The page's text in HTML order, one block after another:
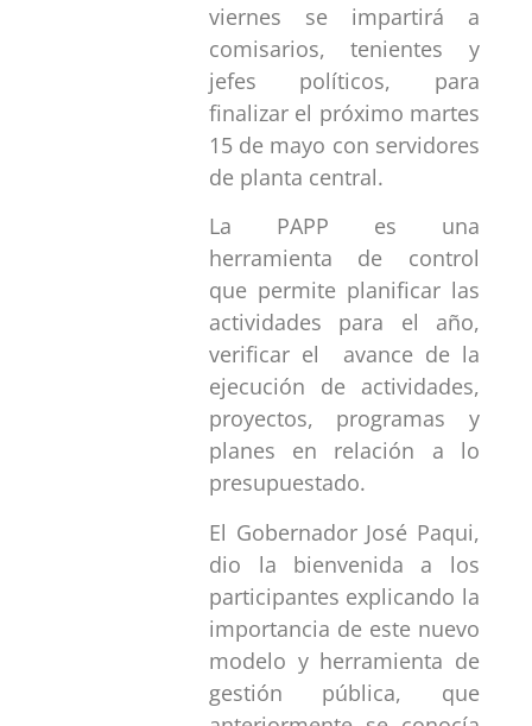
viernes se impartirá a
comisarios, tenientes y
jefes políticos, para
finalizar el próximo martes
15 de mayo con servidores
de planta central.
La PAPP es una
herramienta de control
que permite planificar las
actividades para el año,
verificar el avance de la
ejecución de actividades,
proyectos, programas y
planes en relación a lo
presupuestado.
El Gobernador José Paqui,
dio la bienvenida a los
participantes explicando la
importancia de este nuevo
modelo y herramienta de
gestión pública, que